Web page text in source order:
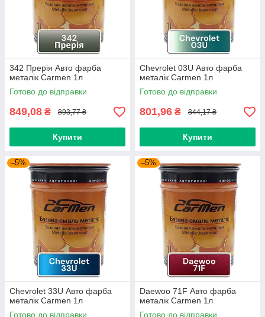
342 Прерія Авто фарба
металік Carmen 1л
Готово до відправки
849,08 ₴ 893,77 ₴
Купити
Chevrolet 03U Авто фарба
металік Carmen 1л
Готово до відправки
801,96 ₴ 844,17 ₴
Купити
–5%
Chevrolet 33U Авто фарба
металік Carmen 1л
Готово до відправки
–5%
Daewoo 71F Авто фарба
металік Carmen 1л
Готово до відправки